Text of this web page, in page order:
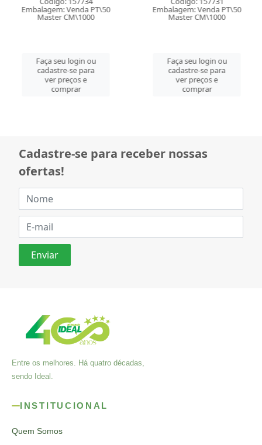
Embalagem: Venda PT\50
Master CM\1000
Faça seu login ou
cadastre-se para
ver preços e
comprar
Embalagem: Venda PT\50
Master CM\1000
Faça seu login ou
cadastre-se para
ver preços e
comprar
Cadastre-se para receber nossas
ofertas!
Entre os melhores. Há quatro décadas,
sendo Ideal.
INSTITUCIONAL
Quem Somos